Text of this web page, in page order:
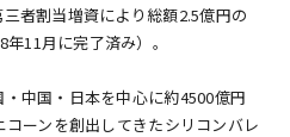
者割当増資により総額2.5億円の
11月に完了済み）。
中国・日本を中心に約4500億円
ーンを創出してきたシリコンバレ